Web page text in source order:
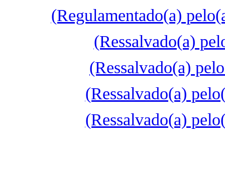
(Regulamentado(a)
(Ressalvado(a)
(Ressalvado(a)
(Ressalvado(a)
(Ressalvado(a)